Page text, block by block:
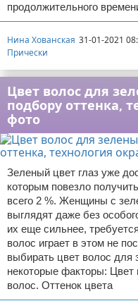
продолжительного
Нина Хованская 31-01-2021
Прически
Цвет волос для
подбору оттенка,
фото
Зеленый цвет глаз уже
которым повезло
всего 2 %. Женщины с
выглядят даже без
их еще сильнее,
волос играет в этом не
выбирать цвет волос для
некоторые факторы:
волос. Оттенок цвета